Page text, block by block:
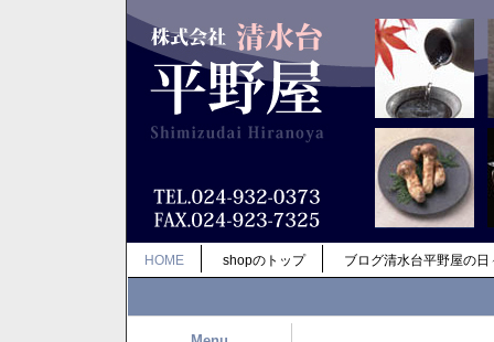
HOME shopのトップ ブログ清水台平野屋の日